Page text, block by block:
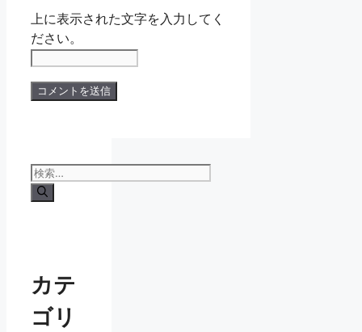
上に表示された文字を入力してく
ださい。
検
索:
カテ
ゴリ